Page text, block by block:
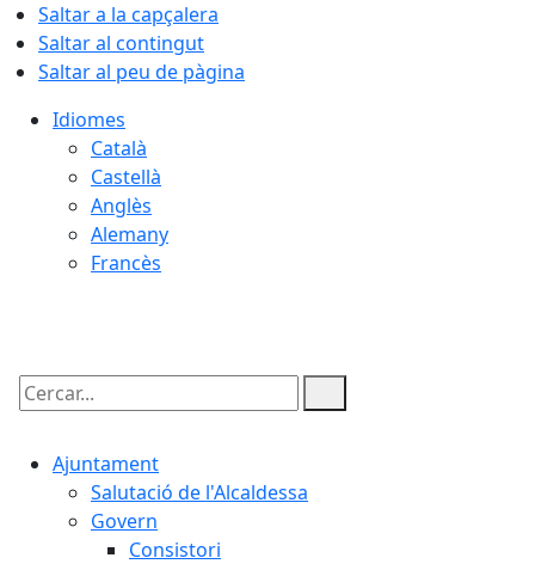
Saltar a la capçalera
Saltar al contingut
Saltar al peu de pàgina
Idiomes
Català
Castellà
Anglès
Alemany
Francès
Cercar:
Ajuntament
Salutació de l'Alcaldessa
Govern
Consistori